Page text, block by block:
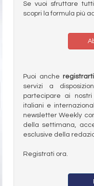
Se vuoi sfruttare
scopri la formula più
Puoi anche
servizi a
partecipare ai
italiani e
newsletter Weekly
della settimana,
esclusive della
Registrati ora.